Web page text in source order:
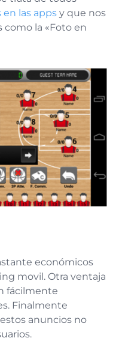
las apps y que nos
como la «Foto en
económicos
movil. Otra ventaja
fácilmente
Finalmente
anuncios no